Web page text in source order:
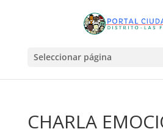
Seleccionar página
CHARLA